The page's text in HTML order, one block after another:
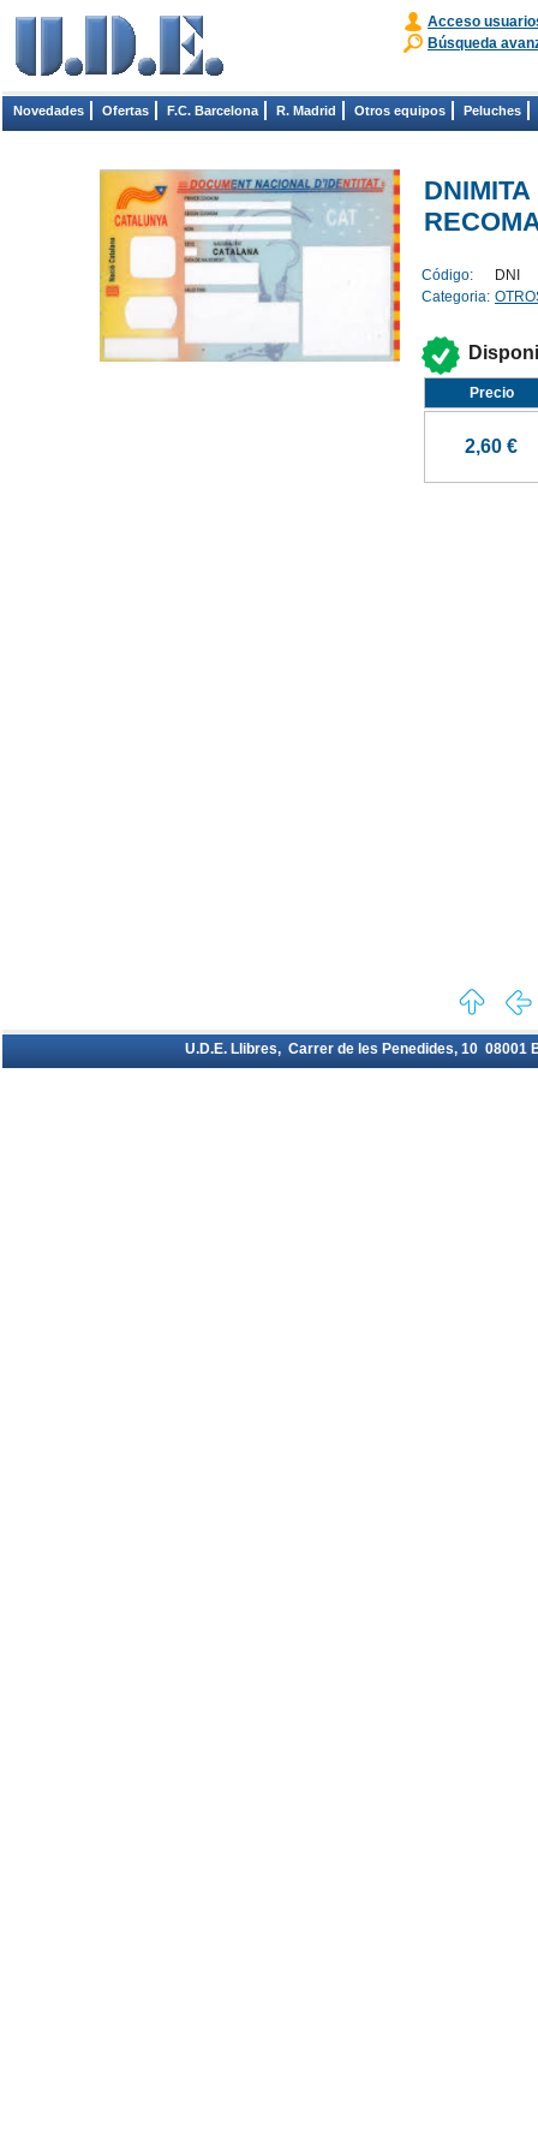
Acceso
Búsqueda
Novedades Ofertas F.C. Barcelona R. Madrid Otros equipos Peluches
Código:
DNI
Categoria:
Precio
2,60 €
U.D.E. Llibres, Carrer de les Penedides, 10 08001